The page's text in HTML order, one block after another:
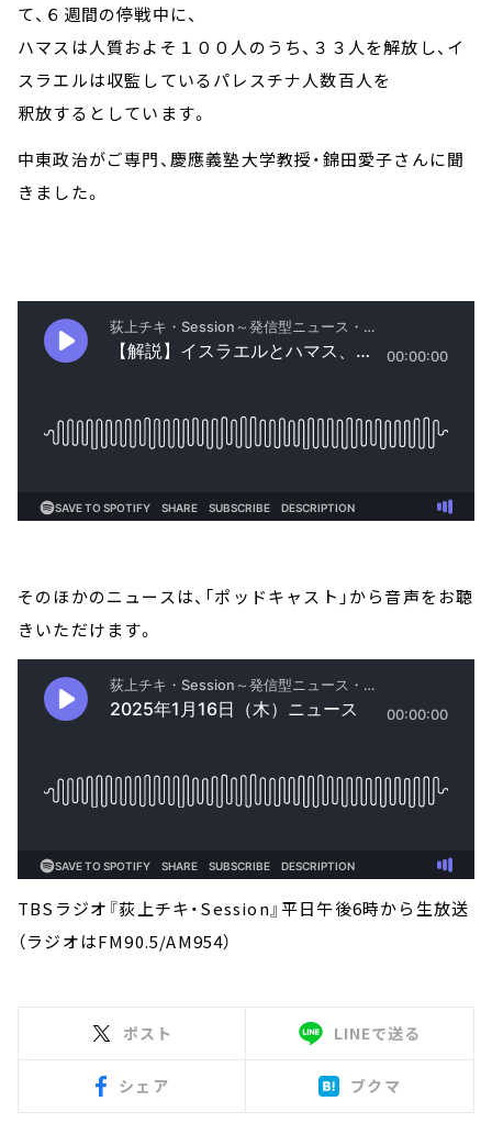
て、６週間の停戦中に、
ハマスは人質およそ１００人のうち、３３人を解放し、イ
スラエルは収監しているパレスチナ人数百人を
釈放するとしています。
中東政治がご専門、慶應義塾大学教授・錦田愛子さんに聞
きました。
そのほかのニュースは、「ポッドキャスト」から音声をお聴
きいただけます。
TBSラジオ『荻上チキ・Session』平日午後6時から生放送
（ラジオはFM90.5/AM954）
ポスト LINEで送る
シェア ブクマ